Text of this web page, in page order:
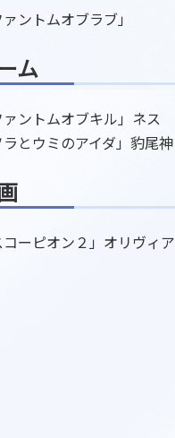
ァントムオブラブ」
ム
ァントムオブキル」ネス
ラとウミのアイダ」豹尾神
コーピオン２」オリヴィア